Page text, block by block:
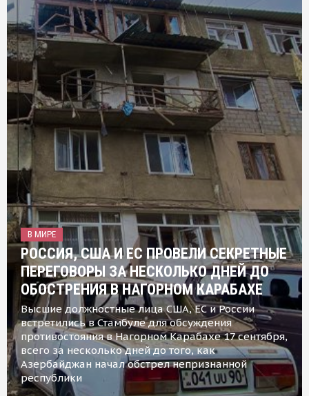
В МИРЕ
РОССИЯ, США И ЕС ПРОВЕЛИ СЕКРЕТНЫЕ
ПЕРЕГОВОРЫ ЗА НЕСКОЛЬКО ДНЕЙ ДО
ОБОСТРЕНИЯ В НАГОРНОМ КАРАБАХЕ
Высшие должностные лица США, ЕС и России
встретились в Стамбуле для обсуждения
противостояния в Нагорном Карабахе 17 сентября,
всего за несколько дней до того, как
Азербайджан начал обстрел непризнанной
республики